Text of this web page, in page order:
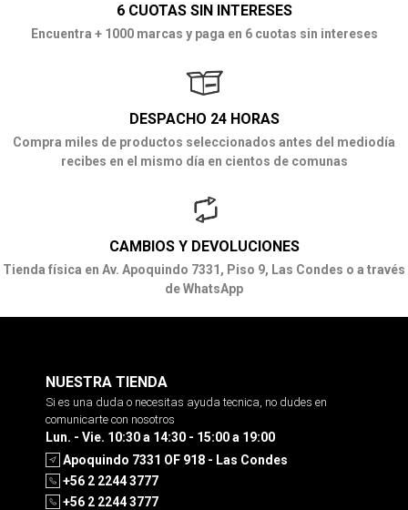
6 CUOTAS SIN INTERESES
Encuentra + 1000 marcas y paga en 6 cuotas sin intereses
DESPACHO 24 HORAS
Compra miles de productos seleccionados antes del mediodía
recibes en el mismo día en cientos de comunas
CAMBIOS Y DEVOLUCIONES
Tienda física en Av. Apoquindo 7331, Piso 9, Las Condes o a través
de WhatsApp
NUESTRA TIENDA
Si es una duda o necesitas ayuda tecnica, no dudes en
comunicarte con nosotros
Lun. - Vie. 10:30 a 14:30 - 15:00 a 19:00
Apoquindo 7331 OF 918 - Las Condes
+56 2 2244 3777
+56 2 2244 3777